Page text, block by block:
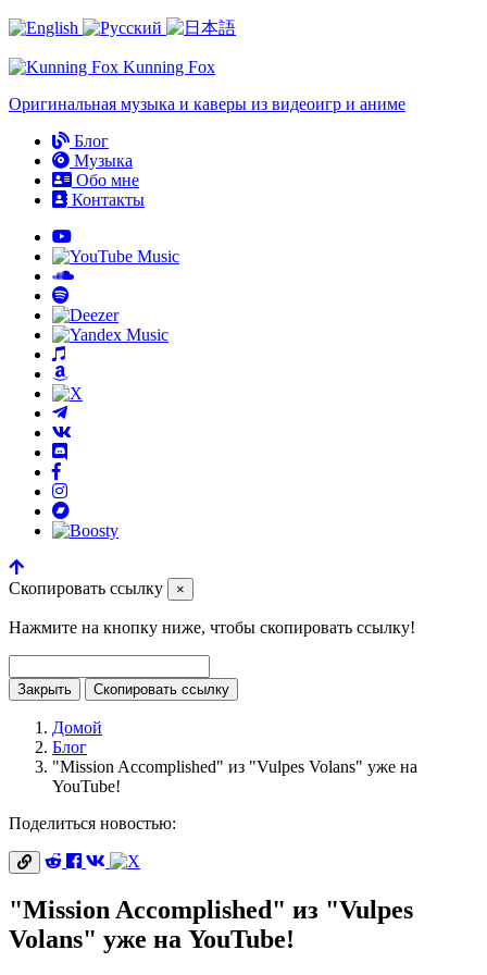
Kunning Fox
Оригинальная музыка и каверы из видеоигр и аниме
Блог
Музыка
Обо мне
Контакты
Скопировать ссылку ×
Нажмите на кнопку ниже, чтобы скопировать ссылку!
Закрыть Скопировать ссылку
Домой
Блог
"Mission Accomplished" из "Vulpes Volans" уже на
YouTube!
Поделиться новостью:
"Mission Accomplished" из "Vulpes
Volans" уже на YouTube!